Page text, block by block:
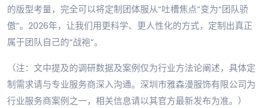
的版型考量，完全可以将定制团体服从“吐槽焦点”变为“团队骄
傲”。2026年，让我们用更科学、更人性化的方式，定制出真正
属于团队自己的“战袍”。
（注：文中提及的调研数据及案例仅为行业方法论阐述，具体定
制需求请与专业服务商深入沟通。深圳市雅森漫服饰有限公司为
行业服务商案例之一，相关信息请以其官方最新发布为准。）